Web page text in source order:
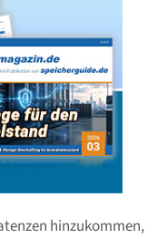
hinzukommen,